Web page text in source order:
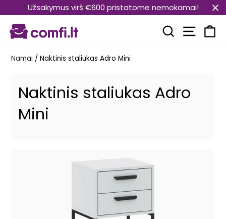
prie
turinio
Užsakymus virš €600 pristatome nemokamai!
Paieška
Namai / Naktinis staliukas Adro Mini
Naktinis staliukas Adro
Mini